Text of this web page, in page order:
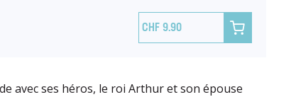
9.90 
avec ses héros, le roi Arthur et son épouse